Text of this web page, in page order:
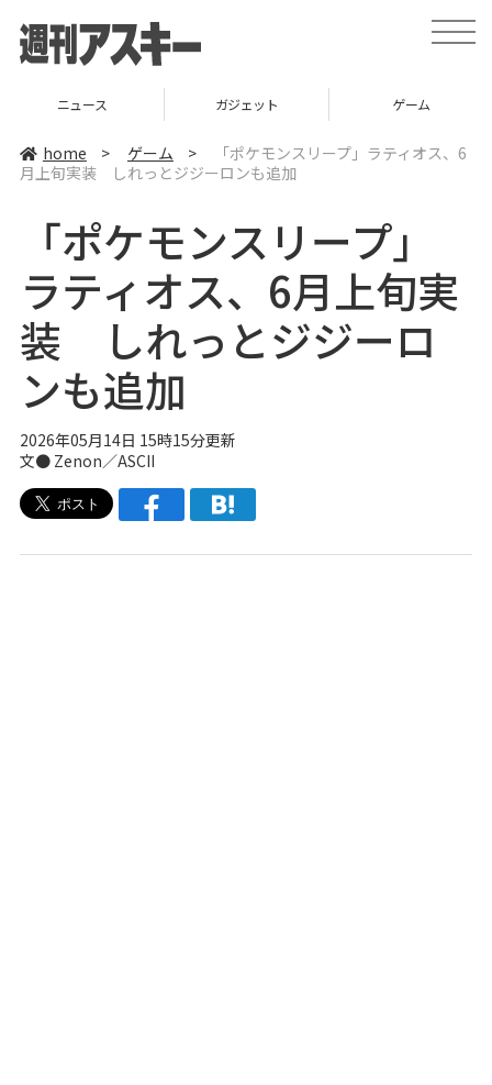
t
o
v
n
ニュース ガジェット ゲーム
home > ゲーム >
「ポケモンスリープ」ラティオス、6
月上旬実装 しれっとジジーロンも追加
「ポケモンスリープ」
ラティオス、6月上旬実
装 しれっとジジーロ
ンも追加
2026年05月14日 15時15分更新
文● Zenon／ASCII